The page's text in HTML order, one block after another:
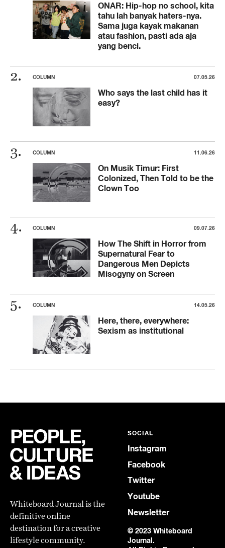
ONAR: Hip-hop no school, kita
tahu lah banyak haters-nya.
Sama juga kayak makanan
atau fashion, pasti ada aja
yang benci.
COLUMN 07.05.26
Who says the last child has it
easy?
COLUMN 11.06.26
On Musik Timur: First
Colonized, Then Told to be the
Clown Too
COLUMN 09.07.26
How The Shift in Horror from
Supernatural Fear to
Dangerous Men Depicts
Misogyny on Screen
COLUMN 14.05.26
Here, there, everywhere:
Sexism as institutional
Whiteboard Journal is the
definitive online
destination for a creative
lifestyle community.
SOCIAL
Instagram
Facebook
Twitter
Youtube
Newsletter
© 2023 Whiteboard
Journal.